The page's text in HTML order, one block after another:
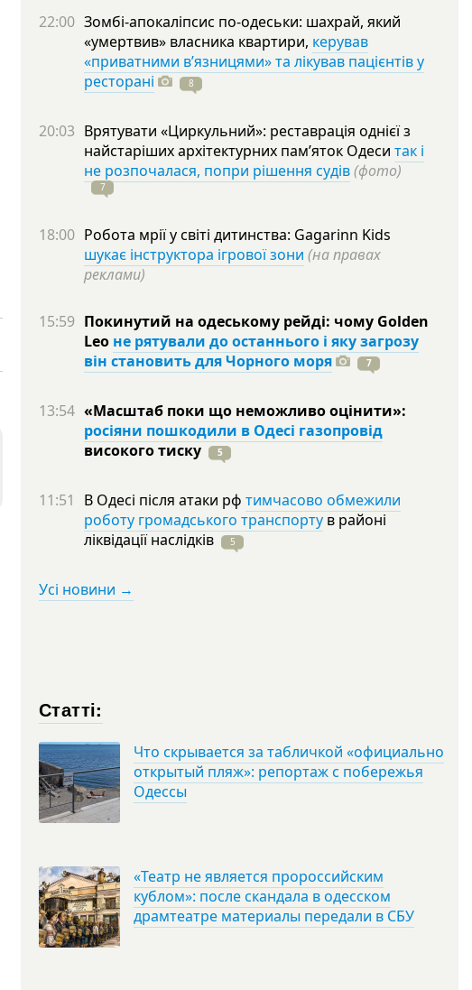
22:00 Зомбі-апокаліпсис по-одеськи: шахрай, який
«умертвив» власника квартири, керував
«приватними в’язницями» та лікував пацієнтів у
ресторані
8
20:03 Врятувати «Циркульний»: реставрація однієї з
найстаріших архітектурних пам’яток Одеси так і
не розпочалася, попри рішення судів(фото)
7
18:00 Робота мрії у світі дитинства: Gagarinn Kids
шукає інструктора ігрової зони (на правах
реклами)
15:59 Покинутий на одеському рейді: чому Golden
Leo не рятували до останнього і яку загрозу
він становить для Чорного моря
7
13:54 «Масштаб поки що неможливо оцінити»:
росіяни пошкодили в Одесі газопровід
високоготиску 5
11:51 В Одесі після атаки рф тимчасово обмежили
роботу громадського транспорту в районі
ліквідаціїнаслідків 5
Усі новини →
Статті:
Что скрывается за табличкой «официально
открытый пляж»: репортаж с побережья
Одессы
«Театр не является пророссийским
кублом»: после скандала в одесском
драмтеатре материалы передали в СБУ